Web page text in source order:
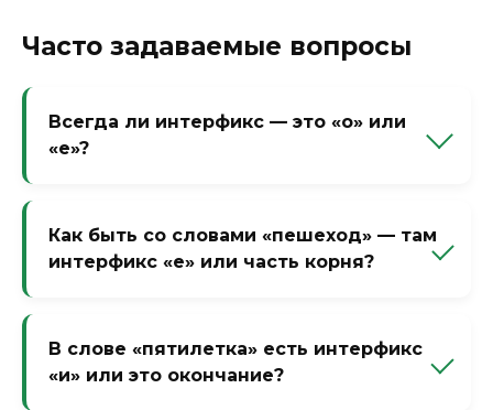
Часто задаваемые вопросы
Всегда ли интерфикс — это «о» или
«е»?
частью корня), «ё» в «трёхколёсный», «а» в
«пятиэтажка», «и» в «сороконожка»
Как быть со словами «пешеход» — там
интерфикс «е» или часть корня?
— два корня. Проверка: без «е» —
«пешход» — неудобно, но смысл ясен.
В слове «пятилетка» есть интерфикс
«и» или это окончание?